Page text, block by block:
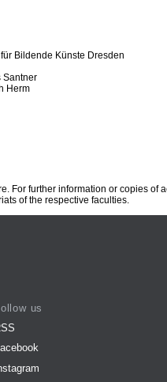
Bildende Künste Dresden
Santner
Herm
For further information or copies of
of the respective faculties.
us